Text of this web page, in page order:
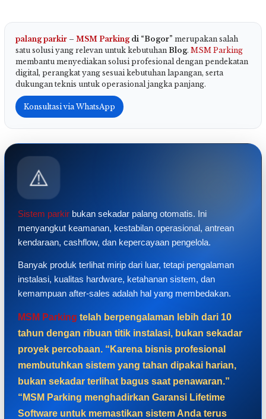
palang parkir – MSM Parkingdi “Bogor” merupakan salah
satu solusi yang relevan untuk kebutuhan Blog. MSM Parking
membantu menyediakan solusi profesional dengan pendekatan
digital, perangkat yang sesuai kebutuhan lapangan, serta
dukungan teknis untuk operasional jangka panjang.
Konsultasi via WhatsApp
⚠️
Sistem parkir bukan sekadar palang otomatis. Ini
menyangkut keamanan, kestabilan operasional, antrean
kendaraan, cashflow, dan kepercayaan pengelola.
Banyak produk terlihat mirip dari luar, tetapi pengalaman
instalasi, kualitas hardware, ketahanan sistem, dan
kemampuan after-sales adalah hal yang membedakan.
MSM Parking telah berpengalaman lebih dari 10
tahun dengan ribuan titik instalasi, bukan sekadar
proyek percobaan. “Karena bisnis profesional
membutuhkan sistem yang tahan dipakai harian,
bukan sekadar terlihat bagus saat penawaran.”
“MSM Parking menghadirkan Garansi Lifetime
Software untuk memastikan sistem Anda terus